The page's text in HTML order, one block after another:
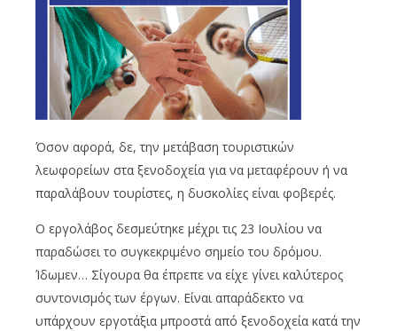
Όσον αφορά, δε, την μετάβαση τουριστικών
λεωφορείων στα ξενοδοχεία για να μεταφέρουν ή να
παραλάβουν τουρίστες, η δυσκολίες είναι φοβερές.
Ο εργολάβος δεσμεύτηκε μέχρι τις 23 Ιουλίου να
παραδώσει το συγκεκριμένο σημείο του δρόμου.
Ίδωμεν… Σίγουρα θα έπρεπε να είχε γίνει καλύτερος
συντονισμός των έργων. Είναι απαράδεκτο να
υπάρχουν εργοτάξια μπροστά από ξενοδοχεία κατά την